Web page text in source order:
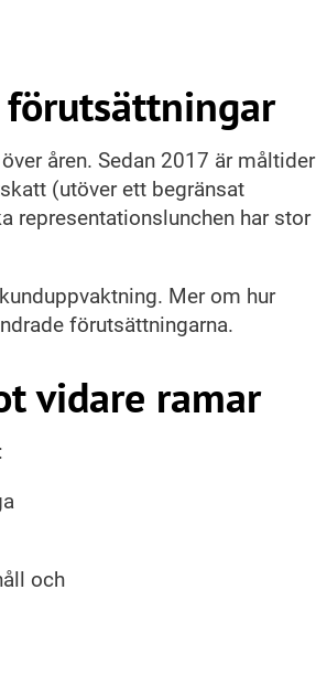
åren. Sedan 2017 är måltider
(utöver ett begränsat
representationslunchen har stor
Mer om hur
förutsättningarna.
vidare ramar
och